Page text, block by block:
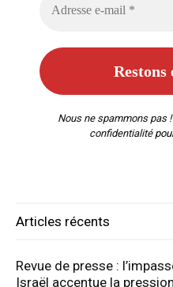
Nous ne spammons pas
confidentialité
Articles récents
Revue de presse :
Israël accentue la